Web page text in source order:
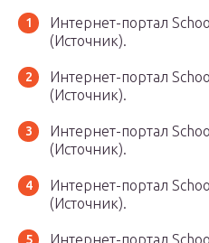
Интернет-портал
(Источник).
Интернет-портал
(Источник).
Интернет-портал
(Источник).
Интернет-портал
(Источник).
Интернет-портал